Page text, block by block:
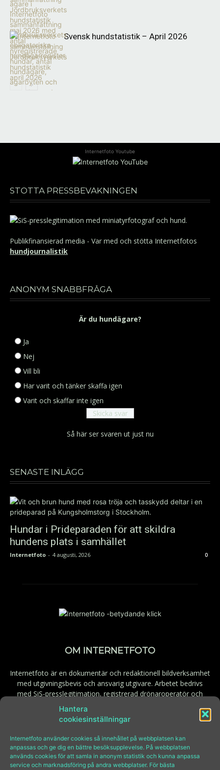
Hantera
cookiesinställningar
Internetfoto använder cookies så innehållet på webbplatsen kan
anpassas och ge dig en bättre besöksupplevelse. På webbplatsen
används cookies för att samla in anonym statistik och kunna anpassa
service och marknadsföring på andra webbplatser. För bästa
Svensk hundstatistik – April 2026
Internetfoto Youtube
STÖTTA PRESSBEVAKNINGEN
Publikfinansierad media - Var med och stötta Internetfotos
hundjournalistik
ANONYM SNABBFRÅGA
Är du hundägare?
Ja
Nej
Vill bli
Har varit och tänker skaffa igen
Varit och skaffar inte igen
Så här ser svaren ut just nu
SENASTE INLÄGG
Hundar i Prideparaden för att skildra
hundens plats i samhället
Internetfoto - 4 augusti, 2026 0
OM INTERNETFOTO
Internetfoto är en dokumentär och redaktionell bildverksamhet
med utgivningsbevis och ansvarig utgivare. Arbetet bedrivs
med SiS-presslegitimation, registrerad drönaroperatör och
Kontakt:bilder@internetfoto.se
FÖLJ INTERNETFOTO